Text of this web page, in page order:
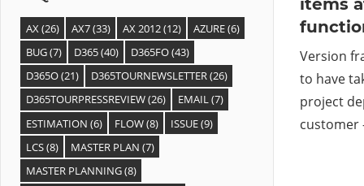
items
Version
to have
project
customer
AX(26) AX7(33) AX 2012(12) AZURE(6)
BUG(7) D365(40) D365FO(43)
D365O(21) D365TOURNEWSLETTER(26)
D365TOURPRESSREVIEW(26) EMAIL(7)
ESTIMATION (6) FLOW(8) ISSUE(9)
LCS(8) MASTER PLAN (7)
MASTER PLANNING(8)